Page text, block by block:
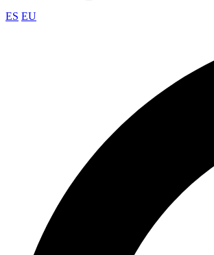
ES EU